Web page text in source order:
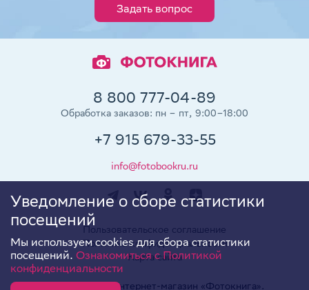
Задать вопрос
8 800 777-04-89
Обработка заказов: пн – пт, 9:00–18:00
+7 915 679-33-55
info@fotobookru.ru
Пользовательское соглашение
Политика конфиденциальности
Карта сайта
© 2013–2026 Интернет-магазин «Фотокнига».
Уведомление о сборе статистики
посещений
Мы используем cookies для сбора статистики
посещений. Ознакомиться с Политикой
конфиденциальности